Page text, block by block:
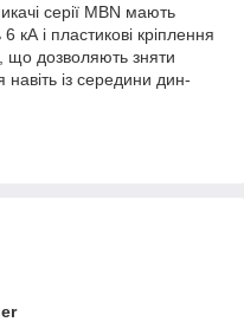
серії MBN мають
кА і пластикові кріплення
що дозволяють зняти
із середини дин-